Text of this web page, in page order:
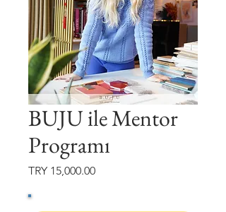
BUJU ile Mentor
Programı
TRY 15,000.00Price